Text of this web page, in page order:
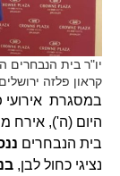
יו"ר בית הנבחרים
קראון פלזה
במסגרת אירועי
היום (ה'), אירח
בית הנבחרים
נציגי כחול לבן,